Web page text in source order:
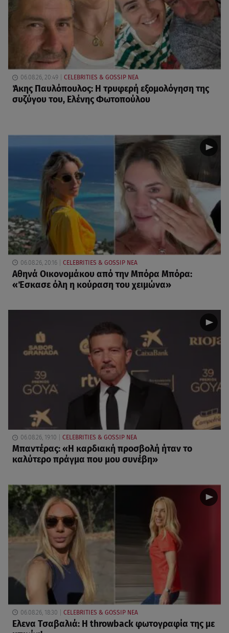
06.08.26, 20:49 CELEBRITIES & GOSSIP ΝΕΑ
Άκης Παυλόπουλος: Η τρυφερή εξομολόγηση της
συζύγου του, Ελένης Φωτοπούλου
06.08.26, 20:16 CELEBRITIES & GOSSIP ΝΕΑ
Αθηνά Οικονομάκου από την Μπόρα Μπόρα:
«Έσκασε όλη η κούραση του χειμώνα»
06.08.26, 19:10 CELEBRITIES & GOSSIP ΝΕΑ
Μπαντέρας: «Η καρδιακή προσβολή ήταν το
καλύτερο πράγμα που μου συνέβη»
06.08.26, 18:30 CELEBRITIES & GOSSIP ΝΕΑ
Ελενα Τσαβαλιά: Η throwback φωτογραφία της με